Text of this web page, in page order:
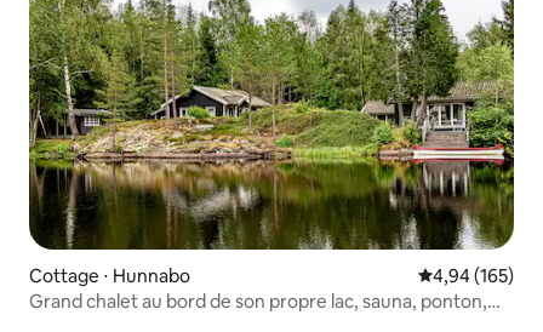
Cottage ⋅ Hunnabo Évaluation
4,94 (165)
Grand chalet au bord de son propre lac, sauna, ponton,